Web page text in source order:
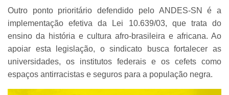
Outro ponto prioritário defendido pelo ANDES-SN é a
implementação efetiva da Lei 10.639/03, que trata do
ensino da história e cultura afro-brasileira e africana. Ao
apoiar esta legislação, o sindicato busca fortalecer as
universidades, os institutos federais e os cefets como
espaços antirracistas e seguros para a população negra.